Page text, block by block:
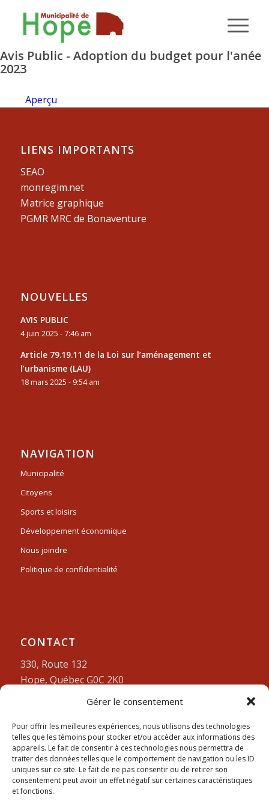
Gérer le consentement
Pour offrir les meilleures expériences, nous utilisons des technologies
telles que les témoins pour stocker et/ou accéder aux informations des
appareils. Le fait de consentir à ces technologies nous permettra de
traiter des données telles que le comportement de navigation ou les ID
uniques sur ce site. Le fait de ne pas consentir ou de retirer son
consentement peut avoir un effet négatif sur certaines caractéristiques
et fonctions.
Avis Public - Adoption du budget pour l'anée
2023
Aperçu
LIENS IMPORTANTS
SEAO
monregim.net
Matrice graphique
PGMR MRC de Bonaventure
NOUVELLES
AVIS PUBLIC
4 juin 2025 - 7:46 am
Article 79.19.11 de la Loi sur l’aménagement et
l’urbanisme (LAU)
18 mars 2025 - 9:54 am
NAVIGATION
Municipalité
Citoyens
Sports et loisirs
Développement économique
Nous joindre
Politique de confidentialité
CONTACT
330, Route 132
Hope, Québec G0C 2K0
Lundi-vendredi:9am à 4pm